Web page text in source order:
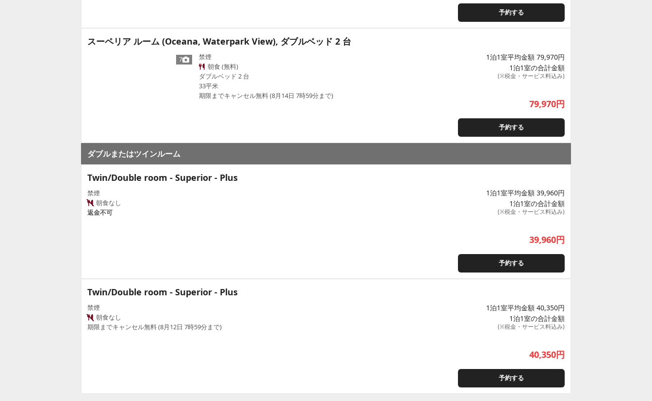
予約する
スーペリア ルーム (Oceana, Waterpark View), ダブルベッド 2 台
7
禁煙
朝食 (無料)
ダブルベッド 2 台
33平米
期限までキャンセル無料 (8月14日 7時59分まで)
1泊1室平均金額 79,970円
1泊1室の合計金額
(※税金・サービス料込み)
79,970円
予約する
ダブルまたはツインルーム
Twin/Double room - Superior - Plus
禁煙
朝食なし
返金不可
1泊1室平均金額 39,960円
1泊1室の合計金額
(※税金・サービス料込み)
39,960円
予約する
Twin/Double room - Superior - Plus
禁煙
朝食なし
期限までキャンセル無料 (8月12日 7時59分まで)
1泊1室平均金額 40,350円
1泊1室の合計金額
(※税金・サービス料込み)
40,350円
予約する